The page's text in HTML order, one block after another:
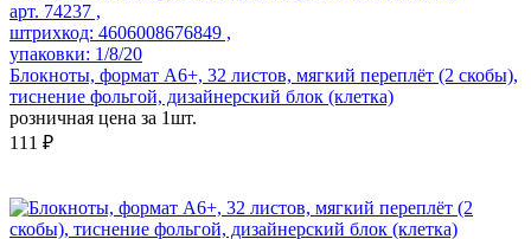
арт. 74237 ,
штрихкод: 4606008676849 ,
упаковки: 1/8/20
Блокноты, формат А6+, 32 листов, мягкий переплёт (2 скобы),
тиснение фольгой, дизайнерский блок (клетка)
розничная цена за 1шт.
111 ₽